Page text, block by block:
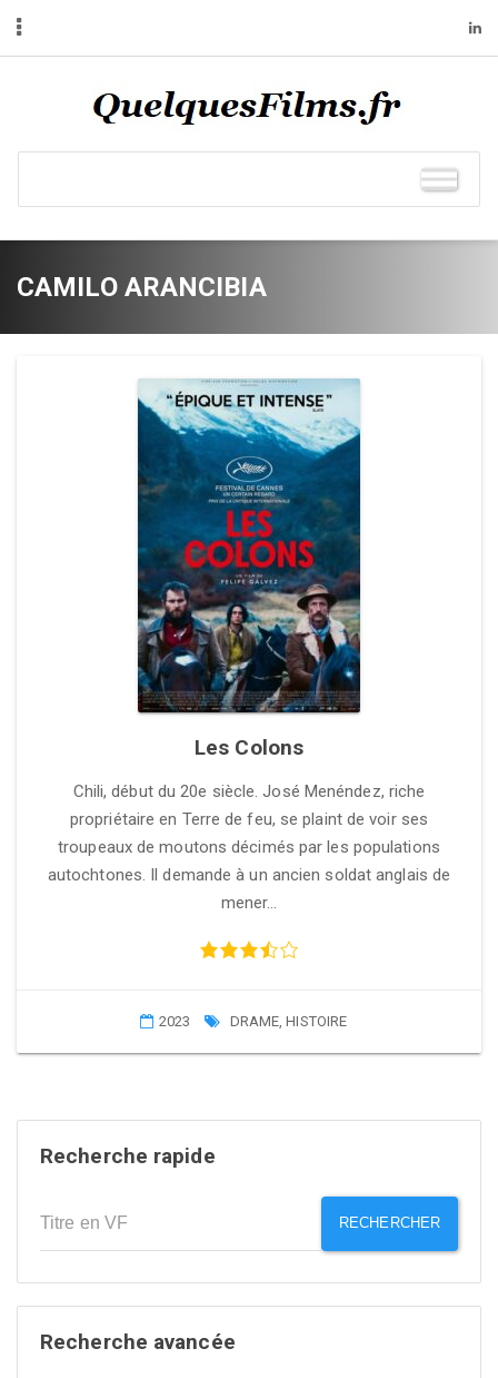
CAMILO ARANCIBIA
Les Colons
Chili, début du 20e siècle. José Menéndez, riche
propriétaire en Terre de feu, se plaint de voir ses
troupeaux de moutons décimés par les populations
autochtones. Il demande à un ancien soldat anglais de
mener…
2023 DRAME,HISTOIRE
Recherche rapide
RECHERCHER
Recherche avancée